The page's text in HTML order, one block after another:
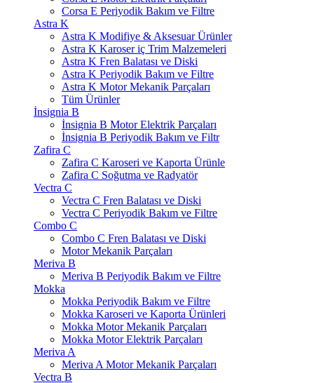
Corsa E Periyodik Bakım ve Filtre
Astra K
Astra K Modifiye & Aksesuar Ürünler
Astra K Karoser iç Trim Malzemeleri
Astra K Fren Balatası ve Diski
Astra K Periyodik Bakım ve Filtre
Astra K Motor Mekanik Parçaları
Tüm Ürünler
İnsignia B
İnsignia B Motor Elektrik Parçaları
İnsignia B Periyodik Bakım ve Filtr
Zafira C
Zafira C Karoseri ve Kaporta Ürünle
Zafira C Soğutma ve Radyatör
Vectra C
Vectra C Fren Balatası ve Diski
Vectra C Periyodik Bakım ve Filtre
Combo C
Combo C Fren Balatası ve Diski
Motor Mekanik Parçaları
Meriva B
Meriva B Periyodik Bakım ve Filtre
Mokka
Mokka Periyodik Bakım ve Filtre
Mokka Karoseri ve Kaporta Ürünleri
Mokka Motor Mekanik Parçaları
Mokka Motor Elektrik Parçaları
Meriva A
Meriva A Motor Mekanik Parçaları
Vectra B